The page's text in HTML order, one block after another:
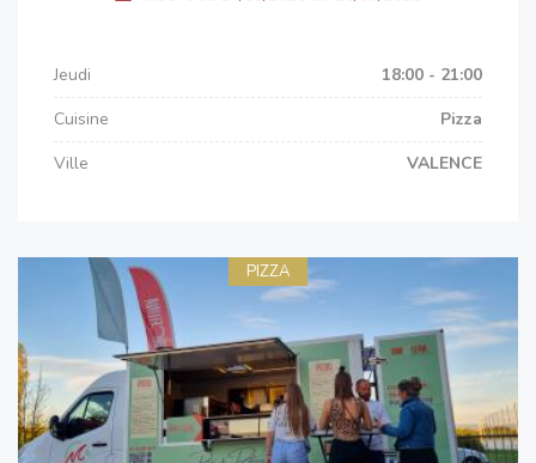
Jeudi
18:00 - 21:00
Cuisine
Pizza
Ville
VALENCE
PIZZA